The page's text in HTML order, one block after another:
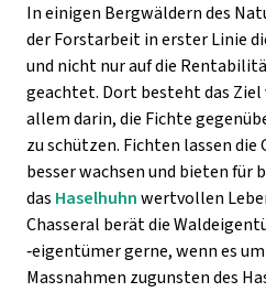
In einigen Bergwäldern des
der Forstarbeit in erster Linie
und nicht nur auf die
geachtet. Dort besteht das
allem darin, die Fichte
zu schützen. Fichten lassen
besser wachsen und bieten für
das Haselhuhnwertvollen
Chasseral berät die
‑eigentümer gerne, wenn es
Massnahmen zugunsten des